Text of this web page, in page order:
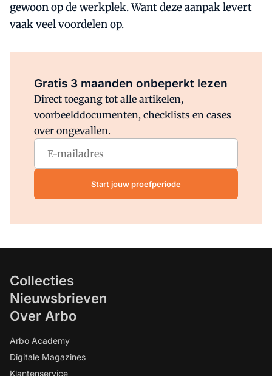
gewoon op de werkplek. Want deze aanpak levert
vaak veel voordelen op.
Gratis 3 maanden onbeperkt lezen
Direct toegang tot alle artikelen,
voorbeelddocumenten, checklists en cases
over ongevallen.
Start jouw proefperiode
Collecties
Nieuwsbrieven
Over Arbo
Arbo Academy
Digitale Magazines
Klantenservice